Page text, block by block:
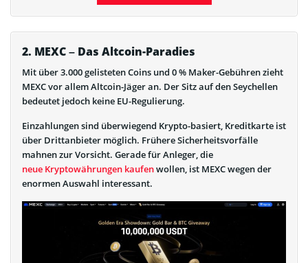
2. MEXC – Das Altcoin-Paradies
Mit über 3.000 gelisteten Coins und 0 % Maker-Gebühren zieht
MEXC vor allem Altcoin-Jäger an. Der Sitz auf den Seychellen
bedeutet jedoch keine EU-Regulierung.
Einzahlungen sind überwiegend Krypto-basiert, Kreditkarte ist
über Drittanbieter möglich. Frühere Sicherheitsvorfälle
mahnen zur Vorsicht. Gerade für Anleger, die
neue Kryptowährungen kaufenwollen, ist MEXC wegen der
enormen Auswahl interessant.